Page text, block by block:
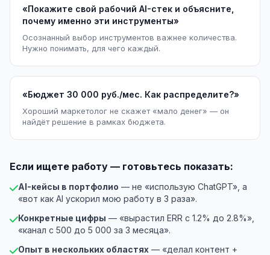
«Покажите свой рабочий AI-стек и объясните,
почему именно эти инструменты»
Осознанный выбор инструментов важнее количества.
Нужно понимать, для чего каждый.
«Бюджет 30 000 руб./мес. Как распределите?»
Хороший маркетолог не скажет «мало денег» — он
найдёт решение в рамках бюджета.
Если ищете работу — готовьтесь показать:
AI-кейсы в портфолио — не «использую ChatGPT», а
«вот как AI ускорил мою работу в 3 раза».
Конкретные цифры — «вырастил ERR с 1.2% до 2.8%»,
«канал с 500 до 5 000 за 3 месяца».
Опыт в нескольких областях — «делал контент +